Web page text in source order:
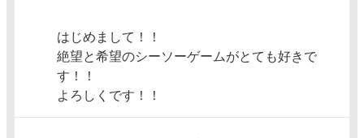
はじめまして！！
絶望と希望のシーソーゲームがとても好きで
す！！
よろしくです！！